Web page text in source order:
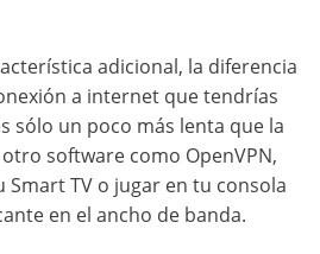
adicional, la diferencia
a internet que tendrías
sólo un poco más lenta que la
software como OpenVPN,
TV o jugar en tu consola
en el ancho de banda.